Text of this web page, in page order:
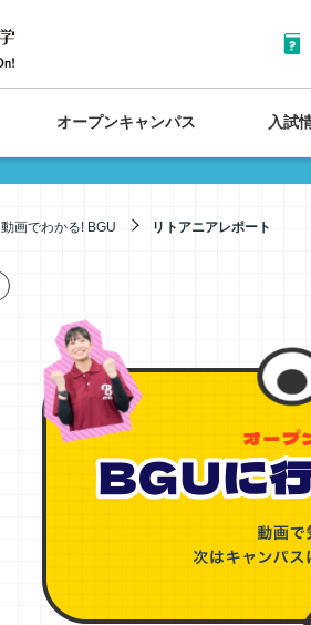
オープンキャンパス 入試
動画でわかる! BGU リトアニアレポート